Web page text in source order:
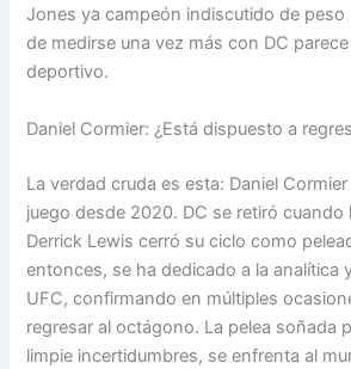
Jones ya campeón indiscutido de peso
de medirse una vez más con DC
deportivo.
Daniel Cormier: ¿Está dispuesto a
La verdad cruda es esta: Daniel
juego desde 2020. DC se retiró cuando
Derrick Lewis cerró su ciclo como
entonces, se ha dedicado a la analítica
UFC, confirmando en múltiples
regresar al octágono. La pelea soñada
limpie incertidumbres, se enfrenta al